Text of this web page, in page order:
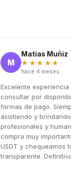
M
Matías Muñiz
★★★★★
hace 4 meses
Excelente
consultar por
formas de pago.
asistiendo y
profesionales y
compra muy
USDT y chequeamos
transparente.